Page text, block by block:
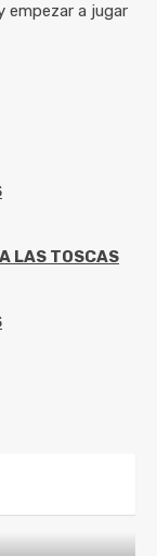
empezar a jugar
LAS TOSCAS